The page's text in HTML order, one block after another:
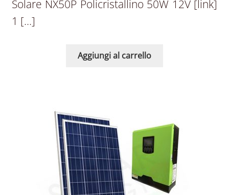
Solare NX50P Policristallino 50W 12V [link]
1 […]
Aggiungi al carrello